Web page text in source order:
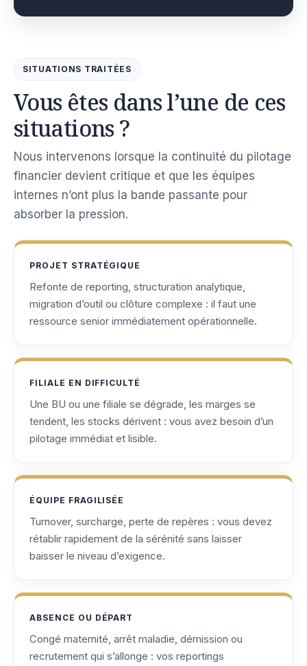
SITUATIONS TRAITÉES
Vous êtes dans l’une de ces
situations ?
Nous intervenons lorsque la continuité du pilotage
financier devient critique et que les équipes
internes n’ont plus la bande passante pour
absorber la pression.
PROJET STRATÉGIQUE
Refonte de reporting, structuration analytique,
migration d’outil ou clôture complexe : il faut une
ressource senior immédiatement opérationnelle.
FILIALE EN DIFFICULTÉ
Une BU ou une filiale se dégrade, les marges se
tendent, les stocks dérivent : vous avez besoin d’un
pilotage immédiat et lisible.
ÉQUIPE FRAGILISÉE
Turnover, surcharge, perte de repères : vous devez
rétablir rapidement de la sérénité sans laisser
baisser le niveau d’exigence.
ABSENCE OU DÉPART
Congé maternité, arrêt maladie, démission ou
recrutement qui s’allonge : vos reportings